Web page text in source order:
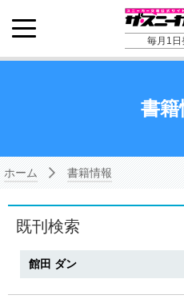
毎月1日
書籍
ホーム 書籍情報
既刊検索